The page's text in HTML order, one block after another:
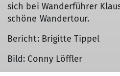
sich bei Wanderführer
schöne Wandertour.
Bericht: Brigitte Tippel
Bild: Conny Löffler